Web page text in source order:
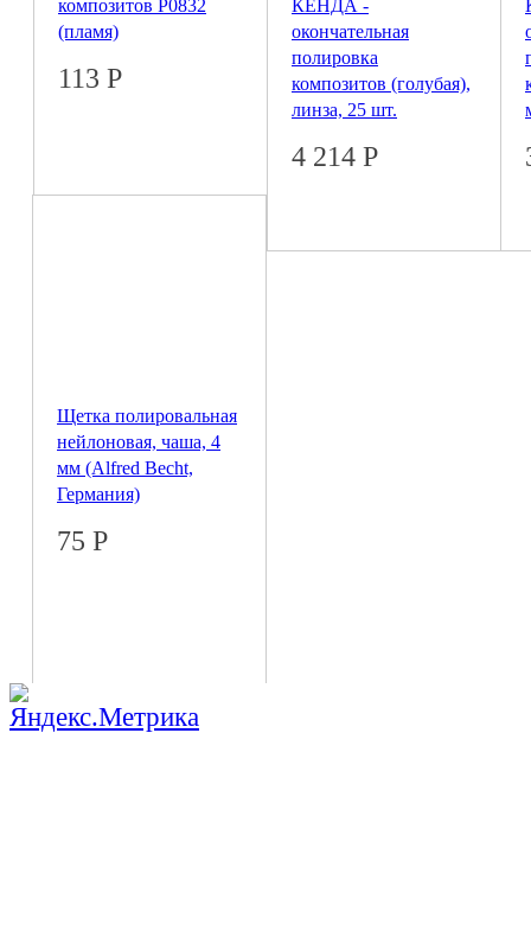
композитов P0832
(пламя)
113 Р
КЕНДА -
окончательная
полировка
композитов (голубая),
линза, 25 шт.
4 214 Р
Щетка полировальная
нейлоновая, чаша, 4
мм (Alfred Becht,
Германия)
75 Р